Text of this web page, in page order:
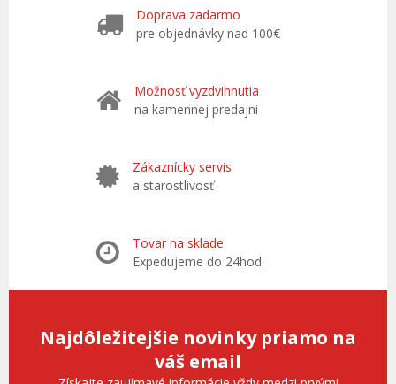
Doprava zadarmo
pre objednávky nad 100€
Možnosť vyzdvihnutia
na kamennej predajni
Zákaznícky servis
a starostlivosť
Tovar na sklade
Expedujeme do 24hod.
Najdôležitejšie novinky priamo na
váš email